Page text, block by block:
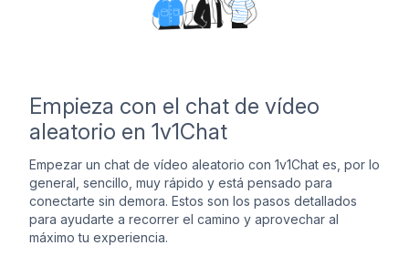
Empieza con el chat de vídeo
aleatorio en 1v1Chat
Empezar un chat de vídeo aleatorio con 1v1Chat es, por lo
general, sencillo, muy rápido y está pensado para
conectarte sin demora. Estos son los pasos detallados
para ayudarte a recorrer el camino y aprovechar al
máximo tu experiencia.